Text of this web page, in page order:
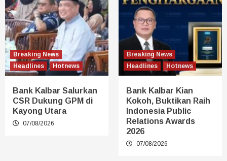
Breaking News
Headlines
Hotnews
Bank Kalbar Salurkan
CSR Dukung GPM di
Kayong Utara
07/08/2026
Breaking News
Headlines
Hotnews
Bank Kalbar Kian
Kokoh, Buktikan Raih
Indonesia Public
Relations Awards
2026
07/08/2026